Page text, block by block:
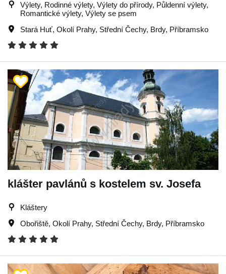
Výlety, Rodinné výlety, Výlety do přírody, Půldenní výlety,
Romantické výlety, Výlety se psem
Stará Huť, Okolí Prahy, Střední Čechy, Brdy, Příbramsko
klášter pavlánů s kostelem sv. Josefa
Kláštery
Obořiště, Okolí Prahy, Střední Čechy, Brdy, Příbramsko